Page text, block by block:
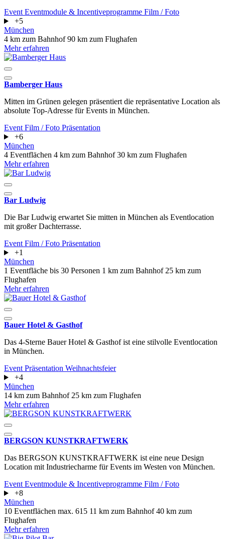
Event Eventmodule & Incentiveprogramme Film / Foto
+5
München
4 km zum Bahnhof90 km zum Flughafen
Mehr erfahren
Bamberger Haus
Mitten im Grünen gelegen präsentiert die repräsentative Location als
absolute Top-Adresse für Events in München.
Event Film / Foto Präsentation
+6
München
4 Eventflächen 4 km zum Bahnhof30 km zum Flughafen
Mehr erfahren
Bar Ludwig
Die Bar Ludwig erwartet Sie mitten in München als Eventlocation
mit großer Dachterrasse.
Event Film / Foto Präsentation
+1
München
1 Eventfläche bis 30 Personen 1 km zum Bahnhof 25 km zum
Flughafen
Mehr erfahren
Bauer Hotel & Gasthof
Das 4-Sterne Bauer Hotel & Gasthof ist eine stilvolle Eventlocation
in München.
Event Präsentation Weihnachtsfeier
+4
München
14 km zum Bahnhof 25 km zum Flughafen
Mehr erfahren
BERGSON KUNSTKRAFT­WERK
Das BERGSON KUNSTKRAFT­WERK ist eine neue Design
Location mit Industriecharme für Events im Westen von München.
Event Eventmodule & Incentiveprogramme Film / Foto
+8
München
10 Eventflächen max. 615 11 km zum Bahnhof40 km zum
Flughafen
Mehr erfahren